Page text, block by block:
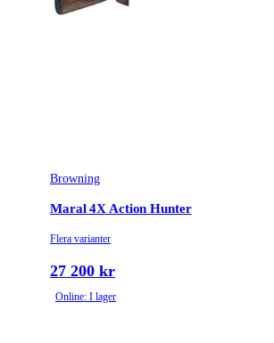
Browning
Maral 4X Action Hunter
Flera varianter
27 200 kr
Online: I lager